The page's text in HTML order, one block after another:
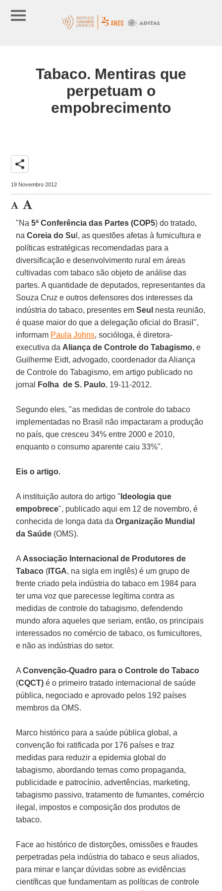
Tabaco. Mentiras que
perpetuam o
empobrecimento
share
19 Novembro 2012
"Na 5ª Conferência das Partes (COP5) do tratado,
naCoreia do Su l, as questões afetas à fumicultura e
políticas estratégicas recomendadas para a
diversificação e desenvolvimento rural em áreas
cultivadas com tabaco são objeto de análise das
partes. A quantidade de deputados, representantes da
Souza Cruz e outros defensores dos interesses da
indústria do tabaco, presentes emSeul nesta reunião,
é quase maior do que a delegação oficial do Brasil",
informam Paula Johns, socióloga, é diretora-
executiva da Aliança de Controle do Tabagismo, e
Guilherme Eidt, advogado, coordenador da Aliança
de Controle do Tabagismo, em artigo publicado no
jornal
Folha de S. Paulo, 19-11-2012.
Segundo eles, "as medidas de controle do tabaco
implementadas no Brasil não impactaram a produção
no país, que cresceu 34% entre 2000 e 2010,
enquanto o consumo aparente caiu 33%".
Eis o artigo.
A instituição autora do artigo " Ideologia que
empobrece", publicado aqui em 12 de novembro, é
conhecida de longa data da Organização Mundial
da Saúde (OMS).
A Associação Internacional de Produtores de
Tabaco ( ITGA, na sigla em inglês) é um grupo de
frente criado pela indústria do tabaco em 1984 para
ter uma voz que parecesse legítima contra as
medidas de controle do tabagismo, defendendo
mundo afora aqueles que seriam, então, os principais
interessados no comércio de tabaco, os fumicultores,
e não as indústrias do setor.
AConvenção-Quadro para o Controle do Tabaco
(CQCT) é o primeiro tratado internacional de saúde
pública, negociado e aprovado pelos 192 países
membros da OMS.
Marco histórico para a saúde pública global, a
convenção foi ratificada por 176 países e traz
medidas para reduzir a epidemia global do
tabagismo, abordando temas como propaganda,
publicidade e patrocínio, advertências, marketing,
tabagismo passivo, tratamento de fumantes, comércio
ilegal, impostos e composição dos produtos de
tabaco.
Face ao histórico de distorções, omissões e fraudes
perpetradas pela indústria do tabaco e seus aliados,
para minar e lançar dúvidas sobre as evidências
científicas que fundamentam as políticas de controle